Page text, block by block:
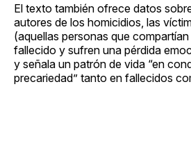
El texto también ofrece datos
autores de los homicidios, las
(aquellas personas que
fallecido y sufren una pérdida
y señala un patrón de vida “en
precariedad” tanto en fallecidos